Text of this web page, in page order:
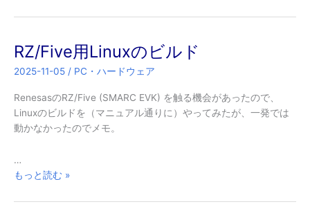
Radxa
5B
RZ/Five用Linuxのビルド
2025-11-05 / PC・ハードウェア
RenesasのRZ/Five (SMARC EVK) を触る機会があったので、
Linuxのビルドを（マニュアル通りに）やってみたが、一発では
動かなかったのでメモ。
…
RZ/Five
Linux
もっと読む »